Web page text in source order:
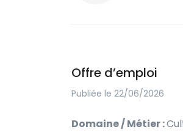
Offre d’emploi
Publiée le 22/06/2026
Domaine / Métier :